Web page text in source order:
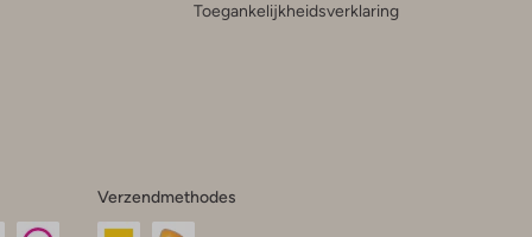
Toegankelijkheidsverklaring
Verzendmethodes